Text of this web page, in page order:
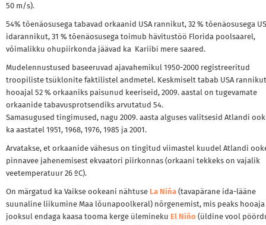
50 m/s).
54% tõenäosusega tabavad orkaanid USA rannikut, 32 % tõenäosusega
idarannikut, 31 % tõenäosusega toimub hävitustöö Florida poolsaarel,
võimalikku ohupiirkonda jäävad ka Kariibi mere saared.
Mudelennustused baseeruvad ajavahemikul 1950-2000 registreeritud
troopiliste tsüklonite faktilistel andmetel. Keskmiselt tabab USA
hooajal 52 % orkaaniks paisunud keeriseid, 2009. aastal on tugevamate
orkaanide tabavusprotsendiks arvutatud 54.
Samasugused tingimused, nagu 2009. aasta alguses valitsesid Atlandi
ka aastatel 1951, 1968, 1976, 1985 ja 2001.
Arvatakse, et orkaanide vähesus on tingitud viimastel kuudel Atlandi
pinnavee jahenemisest ekvaatori piirkonnas (orkaani tekkeks on vajalik
veetemperatuur 26 ºC).
On märgatud ka Vaikse ookeani nähtuse La Niña (tavapärane ida-lääne
suunaline liikumine Maa lõunapoolkeral) nõrgenemist, mis peaks hooaja
jooksul endaga kaasa tooma kerge ülemineku El Niño (üldine vool